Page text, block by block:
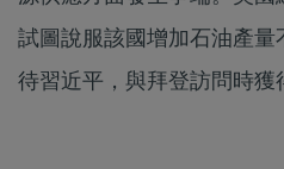
試圖說服該國增加石油產
待習近平，與拜登訪問時獲